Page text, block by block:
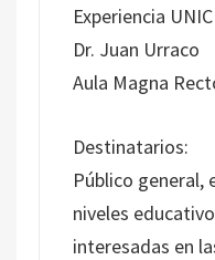
Experiencia
Dr. Juan Urraco
Aula Magna
Destinatarios:
Público
niveles
interesadas en